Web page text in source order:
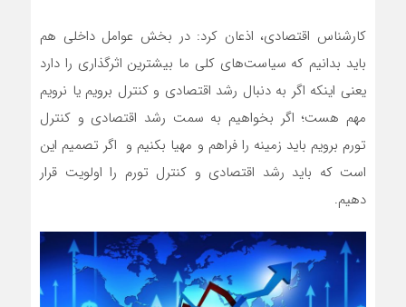
کارشناس اقتصادی، اذعان کرد: در بخش عوامل داخلی هم
باید بدانیم که سیاست‌های کلی ما بیشترین اثرگذاری را دارد
یعنی اینکه اگر به دنبال رشد اقتصادی و کنترل برویم یا نرویم
مهم هست؛ اگر بخواهیم به سمت رشد اقتصادی و کنترل
تورم برویم باید زمینه را فراهم و مهیا بکنیم و اگر تصمیم‌ این
است که باید رشد اقتصادی و کنترل تورم را اولویت قرار
دهیم.